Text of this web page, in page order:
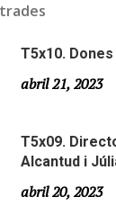
T5x10.
abril 21, 2023
T5x09.
Alcantud i
abril 20, 2023